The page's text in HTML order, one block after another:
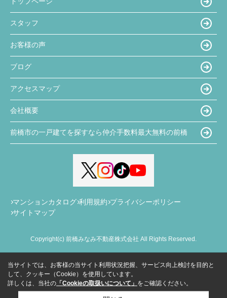
スタッフ
お客様の声
ブログ
アクセスマップ
会社概要
前橋市の一戸建てを探すなら仲介手数料最大無料の前橋
マンションカタログ 利用規約 プライバシーポリシー
サイトマップ
Copyright(c) 前橋みなみ不動産株式会社 All Rights Reserved.
当サイトでは、お客様の当サイト利用状況把握、サービス向上検討を目的と
して、クッキー（Cookie）を使用しています。
詳しくは、当社の 「Cookieの取扱いについて」 をご確認ください。